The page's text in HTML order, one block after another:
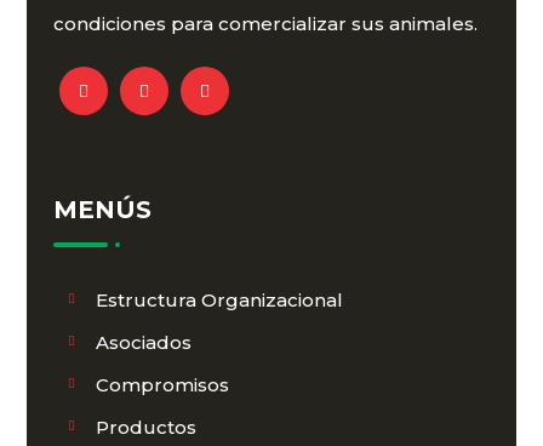
condiciones para comercializar sus animales.
MENÚS
Estructura Organizacional
Asociados
Compromisos
Productos